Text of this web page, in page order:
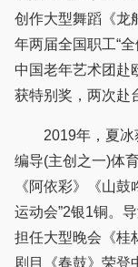
创作大型舞蹈《龙
年两届全国职工“
中国老年艺术团赴
获特别奖，两次赴
2019年，夏冰获
编导(主创之一)体
《阿依彩》《山
运动会”2银1铜。
担任大型晚会《桂
剧目《春鼓》荣登